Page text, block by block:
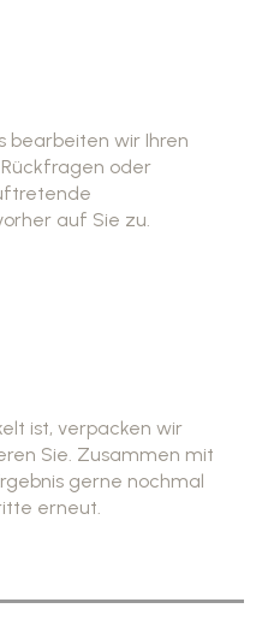
bearbeiten wir Ihren
oder
auf Sie zu.
ist, verpacken wir
Sie. Zusammen mit
gerne nochmal
erneut.